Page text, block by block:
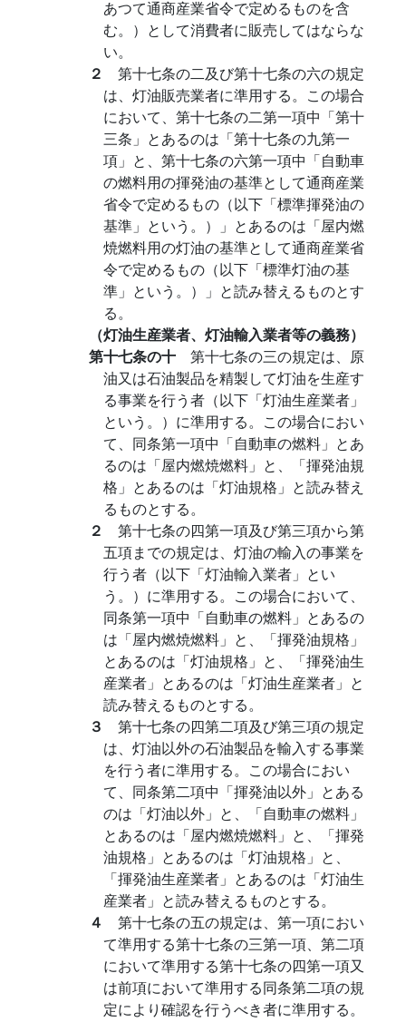
あつて通商産業省令で定めるものを含
む。）として消費者に販売してはならな
い。
２ 第十七条の二及び第十七条の六の規定
は、灯油販売業者に準用する。この場合
において、第十七条の二第一項中「第十
三条」とあるのは「第十七条の九第一
項」と、第十七条の六第一項中「自動車
の燃料用の揮発油の基準として通商産業
省令で定めるもの（以下「標準揮発油の
基準」という。）」とあるのは「屋内燃
焼燃料用の灯油の基準として通商産業省
令で定めるもの（以下「標準灯油の基
準」という。）」と読み替えるものとす
る。
（灯油生産業者、灯油輸入業者等の義務）
第十七条の十 第十七条の三の規定は、原
油又は石油製品を精製して灯油を生産す
る事業を行う者（以下「灯油生産業者」
という。）に準用する。この場合におい
て、同条第一項中「自動車の燃料」とあ
るのは「屋内燃焼燃料」と、「揮発油規
格」とあるのは「灯油規格」と読み替え
るものとする。
２ 第十七条の四第一項及び第三項から第
五項までの規定は、灯油の輸入の事業を
行う者（以下「灯油輸入業者」とい
う。）に準用する。この場合において、
同条第一項中「自動車の燃料」とあるの
は「屋内燃焼燃料」と、「揮発油規格」
とあるのは「灯油規格」と、「揮発油生
産業者」とあるのは「灯油生産業者」と
読み替えるものとする。
３ 第十七条の四第二項及び第三項の規定
は、灯油以外の石油製品を輸入する事業
を行う者に準用する。この場合におい
て、同条第二項中「揮発油以外」とある
のは「灯油以外」と、「自動車の燃料」
とあるのは「屋内燃焼燃料」と、「揮発
油規格」とあるのは「灯油規格」と、
「揮発油生産業者」とあるのは「灯油生
産業者」と読み替えるものとする。
４ 第十七条の五の規定は、第一項におい
て準用する第十七条の三第一項、第二項
において準用する第十七条の四第一項又
は前項において準用する同条第二項の規
定により確認を行うべき者に準用する。